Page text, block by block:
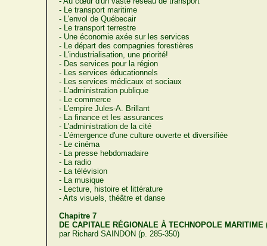
- Le transport maritime
- L'envol de Québecair
- Le transport terrestre
- Une économie axée sur les services
- Le départ des compagnies forestières
- L'industrialisation, une priorité!
- Des services pour la région
- Les services éducationnels
- Les services médicaux et sociaux
- L'administration publique
- Le commerce
- L'empire Jules-A. Brillant
- La finance et les assurances
- L'administration de la cité
- L'émergence d'une culture ouverte et diversifiée
- Le cinéma
- La presse hebdomadaire
- La radio
- La télévision
- La musique
- Lecture, histoire et littérature
- Arts visuels, théâtre et danse
Chapitre 7
DE CAPITALE RÉGIONALE À TECHNOPOLE MARITIME
par Richard SAINDON (p. 285-350)